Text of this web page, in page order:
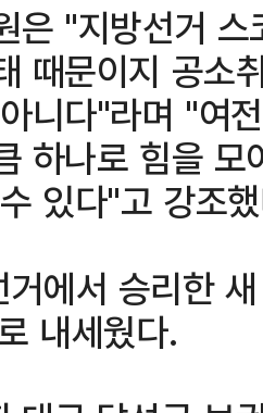
은 "지방선거
때문이지 공소
니다"라며 "여
하나로 힘을
있다"고 강조
에서 승리한
내세웠다.